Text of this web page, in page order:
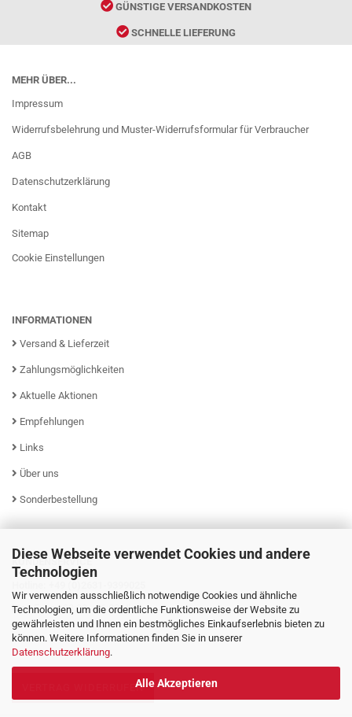
Diese Webseite verwendet Cookies und andere
Technologien
Wir verwenden ausschließlich notwendige Cookies und ähnliche
Technologien, um die ordentliche Funktionsweise der Website zu
gewährleisten und Ihnen ein bestmögliches Einkaufserlebnis bieten zu
können. Weitere Informationen finden Sie in unserer
Datenschutzerklärung.
Alle Akzeptieren
GÜNSTIGE VERSANDKOSTEN
SCHNELLE LIEFERUNG
MEHR ÜBER...
Impressum
Widerrufsbelehrung und Muster-Widerrufsformular für Verbraucher
AGB
Datenschutzerklärung
Kontakt
Sitemap
Cookie Einstellungen
INFORMATIONEN
Versand & Lieferzeit
Zahlungsmöglichkeiten
Aktuelle Aktionen
Empfehlungen
Links
Über uns
Sonderbestellung
KUNDENSERVICE
Mo - Fr von 08:00 - 16:00 Uhr
VERTRAG WIDERRUFEN